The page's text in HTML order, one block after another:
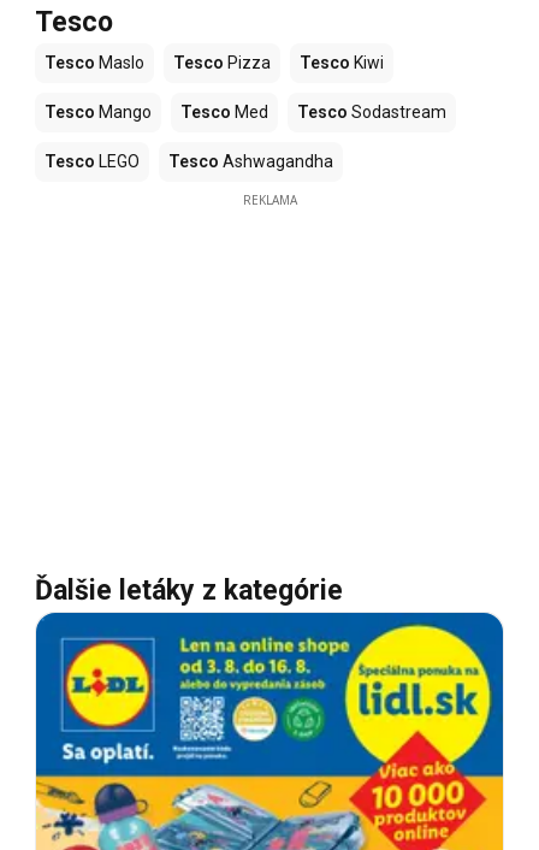
Tesco
Tesco Maslo Tesco Pizza Tesco Kiwi
Tesco Mango Tesco Med Tesco Sodastream
Tesco LEGO Tesco Ashwagandha
REKLAMA
Ďalšie letáky z kategórie